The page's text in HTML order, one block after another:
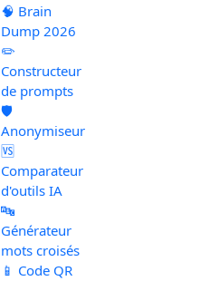
🧠 Brain
Dump 2026
✏️
Constructeur
de prompts
🛡️
Anonymiseur
🆚
Comparateur
d'outils IA
🔤
Générateur
mots croisés
📱 Code QR